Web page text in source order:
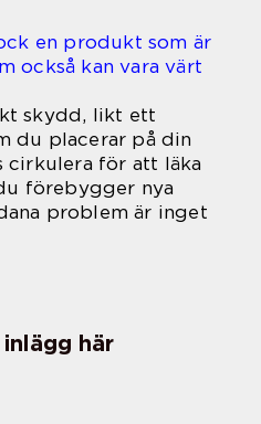
en produkt som är
också kan vara värt
skydd, likt ett
du placerar på din
för att läka
förebygger nya
problem är inget
här